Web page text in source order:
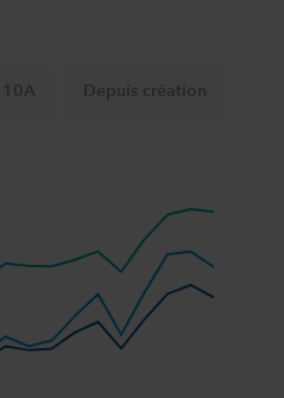
10A Depuis création